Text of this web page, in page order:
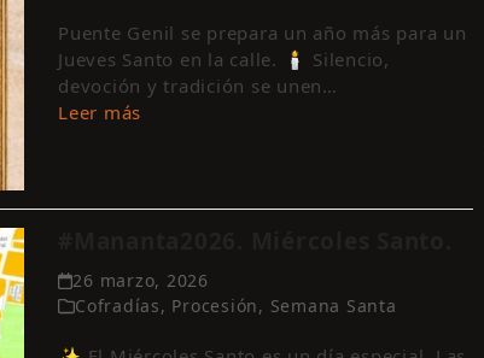
Puente Genil se prepara un año más para un
Jueves Santo en la calle. 🕯️ Silencio,
devoción y tradición se unen…
Leer más
26 marzo, 2026
Cofradías, Procesión, Semana Santa